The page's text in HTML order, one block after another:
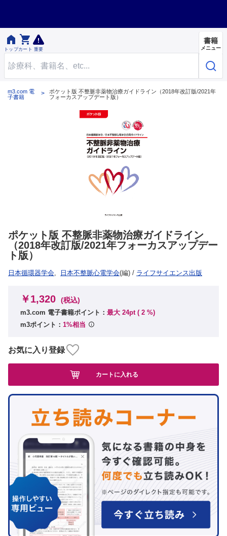

トップ

カート 重要
書籍
メニュー
m3.com 電
子書籍
ポケット版 不整脈非薬物治療ガイドライン（2018年改訂版/2021年
フォーカスアップデート版）
ポケット版 不整脈非薬物治療ガイドライン
（2018年改訂版/2021年フォーカスアップデー
ト版）
日本循環器学会, 日本不整脈心電学会(編) / ライフサイエンス出版
￥1,320 (税込)
m3.com 電子書籍ポイント： 最大 24pt ( 2 %)
m3ポイント： 1%相当
お気に入り登録
カートに入れる